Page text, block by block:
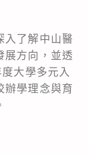
入了解中山醫
展方向，並透
大學多元入
辦學理念與育